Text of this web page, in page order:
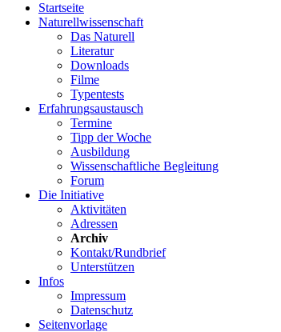
Startseite
Naturellwissenschaft
Das Naturell
Literatur
Downloads
Filme
Typentests
Erfahrungsaustausch
Termine
Tipp der Woche
Ausbildung
Wissenschaftliche Begleitung
Forum
Die Initiative
Aktivitäten
Adressen
Archiv
Kontakt/Rundbrief
Unterstützen
Infos
Impressum
Datenschutz
Seitenvorlage